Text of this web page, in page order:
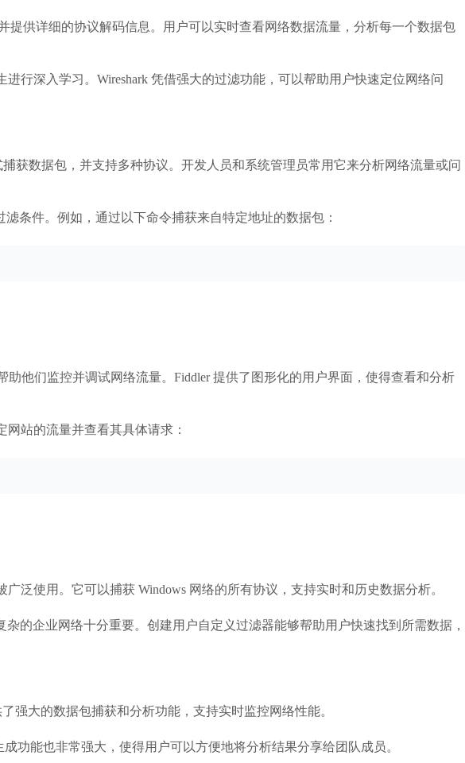
提供详细的协议解码信息。用户可以实时查看网络数据流量，分析每一个数据包
行深入学习。Wireshark 凭借强大的过滤功能，可以帮助用户快速定位网络问
获数据包，并支持多种协议。开发人员和系统管理员常用它来分析网络流量或问
条件。例如，通过以下命令捕获来自特定地址的数据包：
他们监控并调试网络流量。Fiddler 提供了图形化的用户界面，使得查看和分析
站的流量并查看其具体请求：
泛使用。它可以捕获 Windows 网络的所有协议，支持实时和历史数据分析。
的企业网络十分重要。创建用户自定义过滤器能够帮助用户快速找到所需数据，
强大的数据包捕获和分析功能，支持实时监控网络性能。
功能也非常强大，使得用户可以方便地将分析结果分享给团队成员。